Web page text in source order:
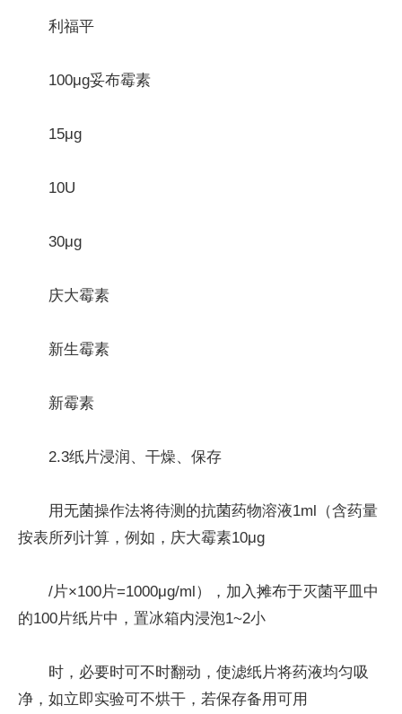
利福平
100μg妥布霉素
15μg
10U
30μg
庆大霉素
新生霉素
新霉素
2.3纸片浸润、干燥、保存
用无菌操作法将待测的抗菌药物溶液1ml（含药量
按表所列计算，例如，庆大霉素10μg
/片×100片=1000μg/ml），加入摊布于灭菌平皿中
的100片纸片中，置冰箱内浸泡1~2小
时，必要时可不时翻动，使滤纸片将药液均匀吸
净，如立即实验可不烘干，若保存备用可用